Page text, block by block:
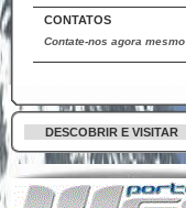
CONTATOS
Contate-nos agora mesmo